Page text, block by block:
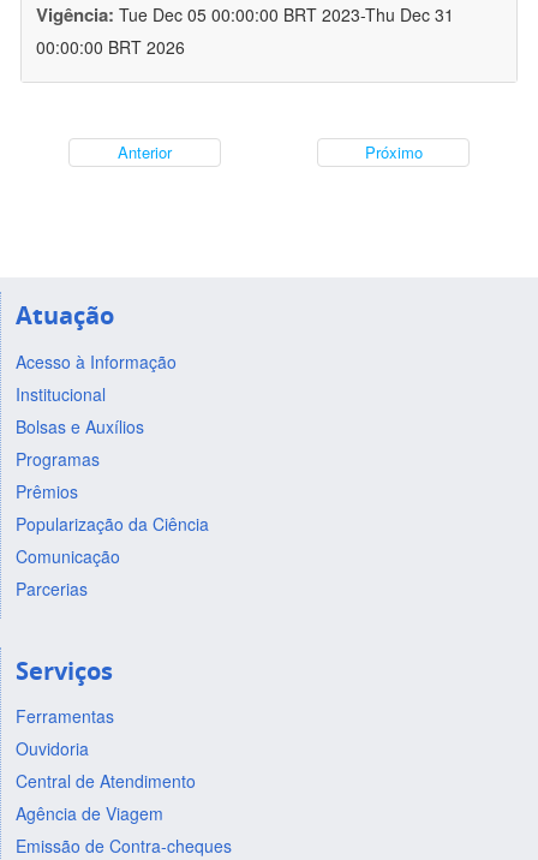
Vigência: Tue Dec 05 00:00:00 BRT 2023-Thu Dec 31
00:00:00 BRT 2026
Anterior Próximo
Atuação
Acesso à Informação
Institucional
Bolsas e Auxílios
Programas
Prêmios
Popularização da Ciência
Comunicação
Parcerias
Serviços
Ferramentas
Ouvidoria
Central de Atendimento
Agência de Viagem
Emissão de Contra-cheques